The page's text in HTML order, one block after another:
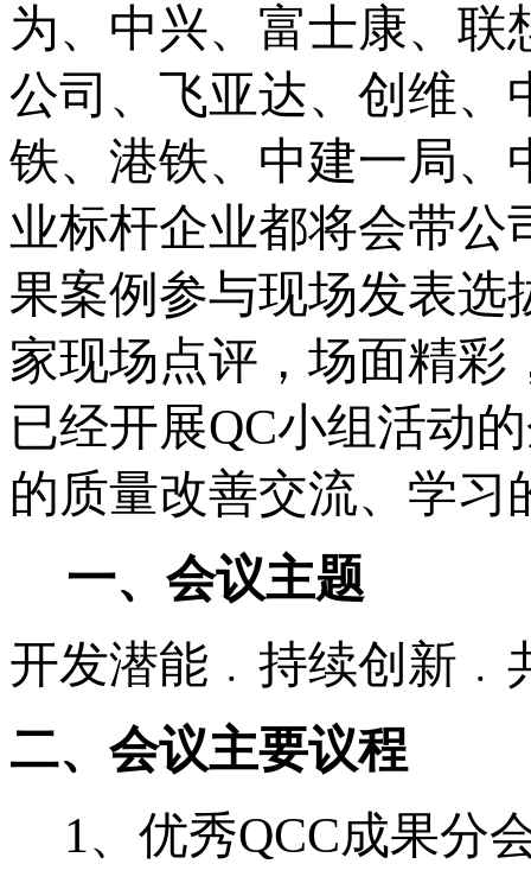
为、中兴、富士康、
公司、飞亚达、创维、
铁、港铁、中建一局、
业标杆企业都将会带公
果案例参与现场发表选
家现场点评，场面精彩
已经开展QC小组活动
的质量改善交流、学习
一、会议主题
开发潜能﹒持续创新﹒
二、会议主要议程
1、优秀QCC成果分